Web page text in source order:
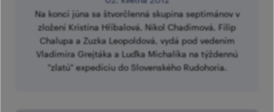
Na konci júna sa štvorčlenná skupina septimánov v
zložení Kristína Hříbalová, Nikol Chadimová, Filip
Chalupa a Zuzka Leopoldová, vydá pod vedením
Vladimíra Grejtáka a Luďka Michalíka na týždennú
"zlatú" expedíciu do Slovenského Rudohoria.